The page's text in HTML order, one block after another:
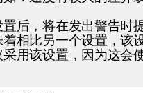
后，将在发出警告时
相比另一个设置，该
用该设置，因为这会